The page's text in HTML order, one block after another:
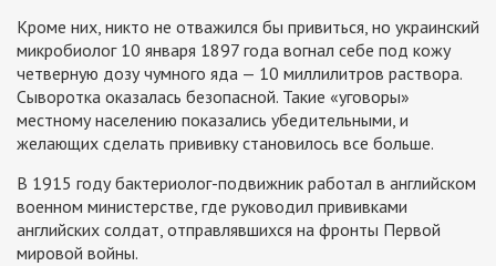
Кроме них, никто не отважился бы привиться, но украинский
микробиолог 10 января 1897 года вогнал себе под кожу
четверную дозу чумного яда — 10 миллилитров раствора.
Сыворотка оказалась безопасной. Такие «уговоры»
местному населению показались убедительными, и
желающих сделать прививку становилось все больше.
В 1915 году бактериолог-подвижник работал в английском
военном министерстве, где руководил прививками
английских солдат, отправлявшихся на фронты Первой
мировой войны.